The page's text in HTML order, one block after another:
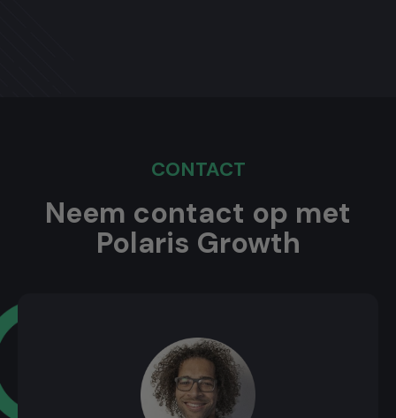
CONTACT
Neem contact op met
Polaris Growth